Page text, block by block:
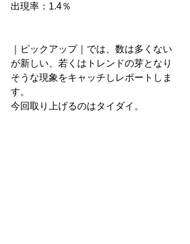
出現率：1.4％
｜ピックアップ｜では、数は多くない
が新しい、若くはトレンドの芽となり
そうな現象をキャッチしレポートしま
す。
今回取り上げるのはタイダイ。